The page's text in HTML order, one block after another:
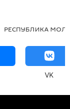
РЕСПУБЛИКА
VK